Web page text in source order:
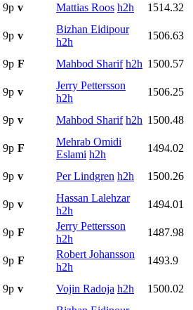
9p v Mattias Roos h2h
1514.32
9p v
Bizhan Eidipour
h2h
1506.63
9p F Mahbod Sharif h2h 1500.57
9p v
Jerry Pettersson
h2h
1506.25
9p v Mahbod Sharif h2h 1500.48
9p F
Mehrab Omidi
Eslami h2h
1494.02
9p v Per Lindgren h2h
1500.26
9p v
Hassan Lalehzar
h2h
1494.01
9p F
Jerry Pettersson
h2h
1487.98
9p F
Robert Johansson
h2h
1493.9
9p v Vojin Radoja h2h
1500.02